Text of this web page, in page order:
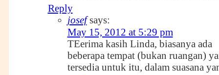
Reply
josef says:
May 15, 2012 at 5:29 pm
TEerima kasih Linda, biasanya ada
beberapa tempat (bukan ruangan)
tersedia untuk itu, dalam suasana